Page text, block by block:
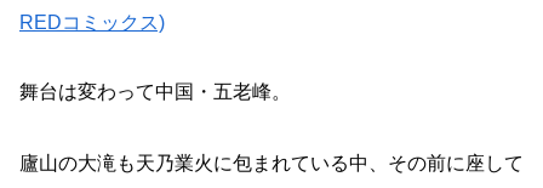
REDコミックス)
舞台は変わって中国・五老峰。
廬山の大滝も天乃業火に包まれている中、その前に座して